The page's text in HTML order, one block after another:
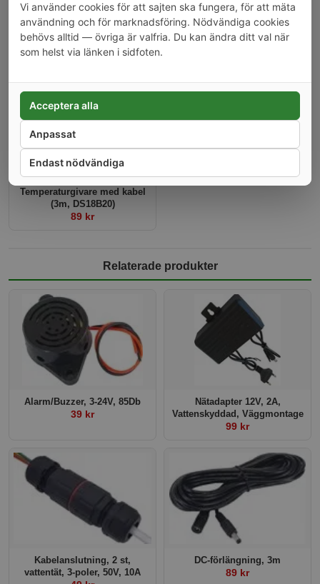
Anslutning till 12V DC
25 kr
Shelly temperaturgivare, 1 m
Temperaturgivare med kabel
(3m, DS18B20)
89 kr
Relaterade produkter
Alarm/Buzzer, 3-24V, 85Db
39 kr
Nätadapter 12V, 2A,
Vattenskyddad, Väggmontage
99 kr
Kabelanslutning, 2 st,
vattentät, 3-poler, 50V, 10A
DC-förlängning, 3m
89 kr
Vi använder cookies för att sajten ska fungera, för att mäta
användning och för marknadsföring. Nödvändiga cookies
behövs alltid — övriga är valfria. Du kan ändra ditt val när
som helst via länken i sidfoten.
Endast nödvändiga
Anpassat
Acceptera alla